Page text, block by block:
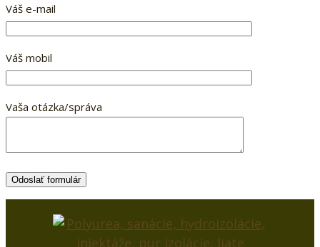
Váš e-mail
Váš mobil
Vaša otázka/správa